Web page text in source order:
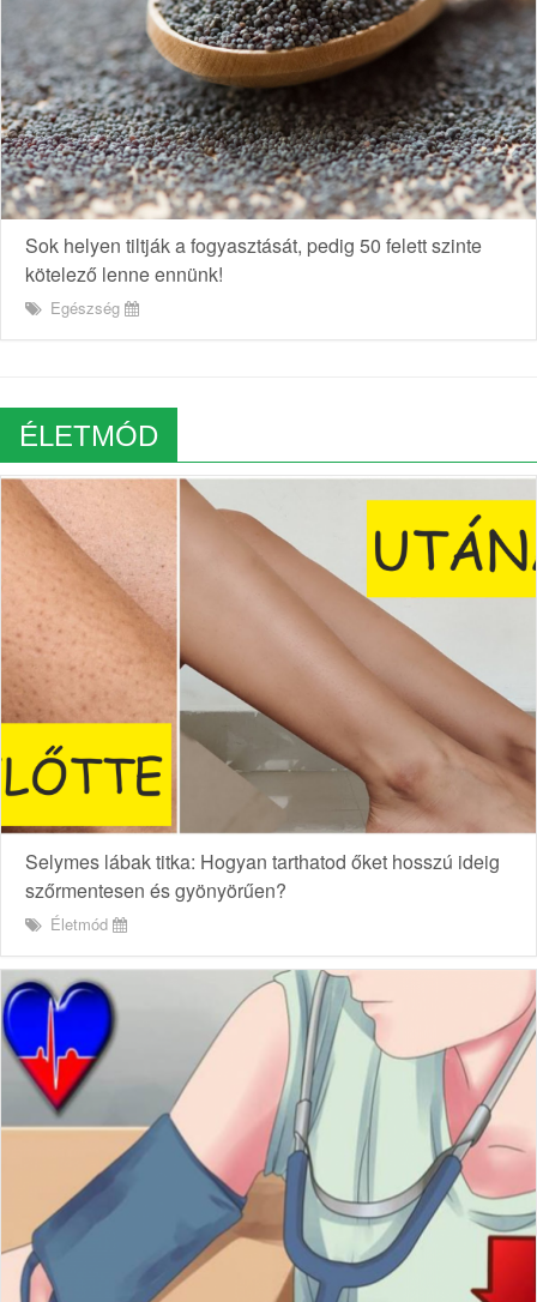
Sok helyen tiltják a fogyasztását, pedig 50 felett szinte
kötelező lenne ennünk!
Egészség
ÉLETMÓD
Selymes lábak titka: Hogyan tarthatod őket hosszú ideig
szőrmentesen és gyönyörűen?
Életmód